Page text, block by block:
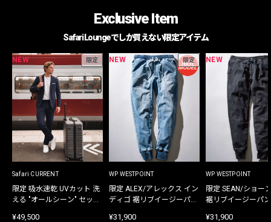
Exclusive Item
Safari Loungeでしか買えない限定アイテム
NEW 限定
Safari CURRENT
限定 吸水速乾 UVカット 洗
える "オールシーン" セット
¥49,500
NEW 限定
WP WESTPOINT
限定 ALEX/アレックス イン
ディゴ 裾リブイージーパン
¥31,900
NEW
WP WESTPOINT
限定 SEAN/ショー
裾リブイージーパ
¥31,900